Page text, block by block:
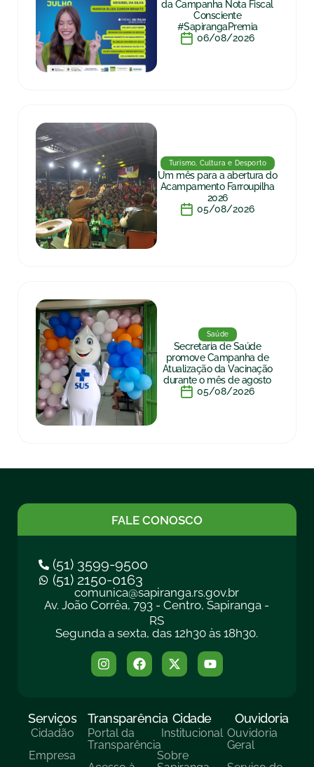
da Campanha Nota Fiscal
Consciente
#SapirangaPremia
06/08/2026
Turismo, Cultura e Desporto
Um mês para a abertura do
Acampamento Farroupilha
2026
05/08/2026
Saúde
Secretaria de Saúde
promove Campanha de
Atualização da Vacinação
durante o mês de agosto
05/08/2026
FALE CONOSCO
(51) 3599-9500
(51) 2150-0163
comunica@sapiranga.rs.gov.br
Av. João Corrêa, 793 - Centro, Sapiranga -
RS
Segunda a sexta, das 12h30 às 18h30.
Serviços
Cidadão
Empresa
Transparência
Portal da
Transparência
Cidade
Institucional
Sobre
Ouvidoria
Ouvidoria
Geral